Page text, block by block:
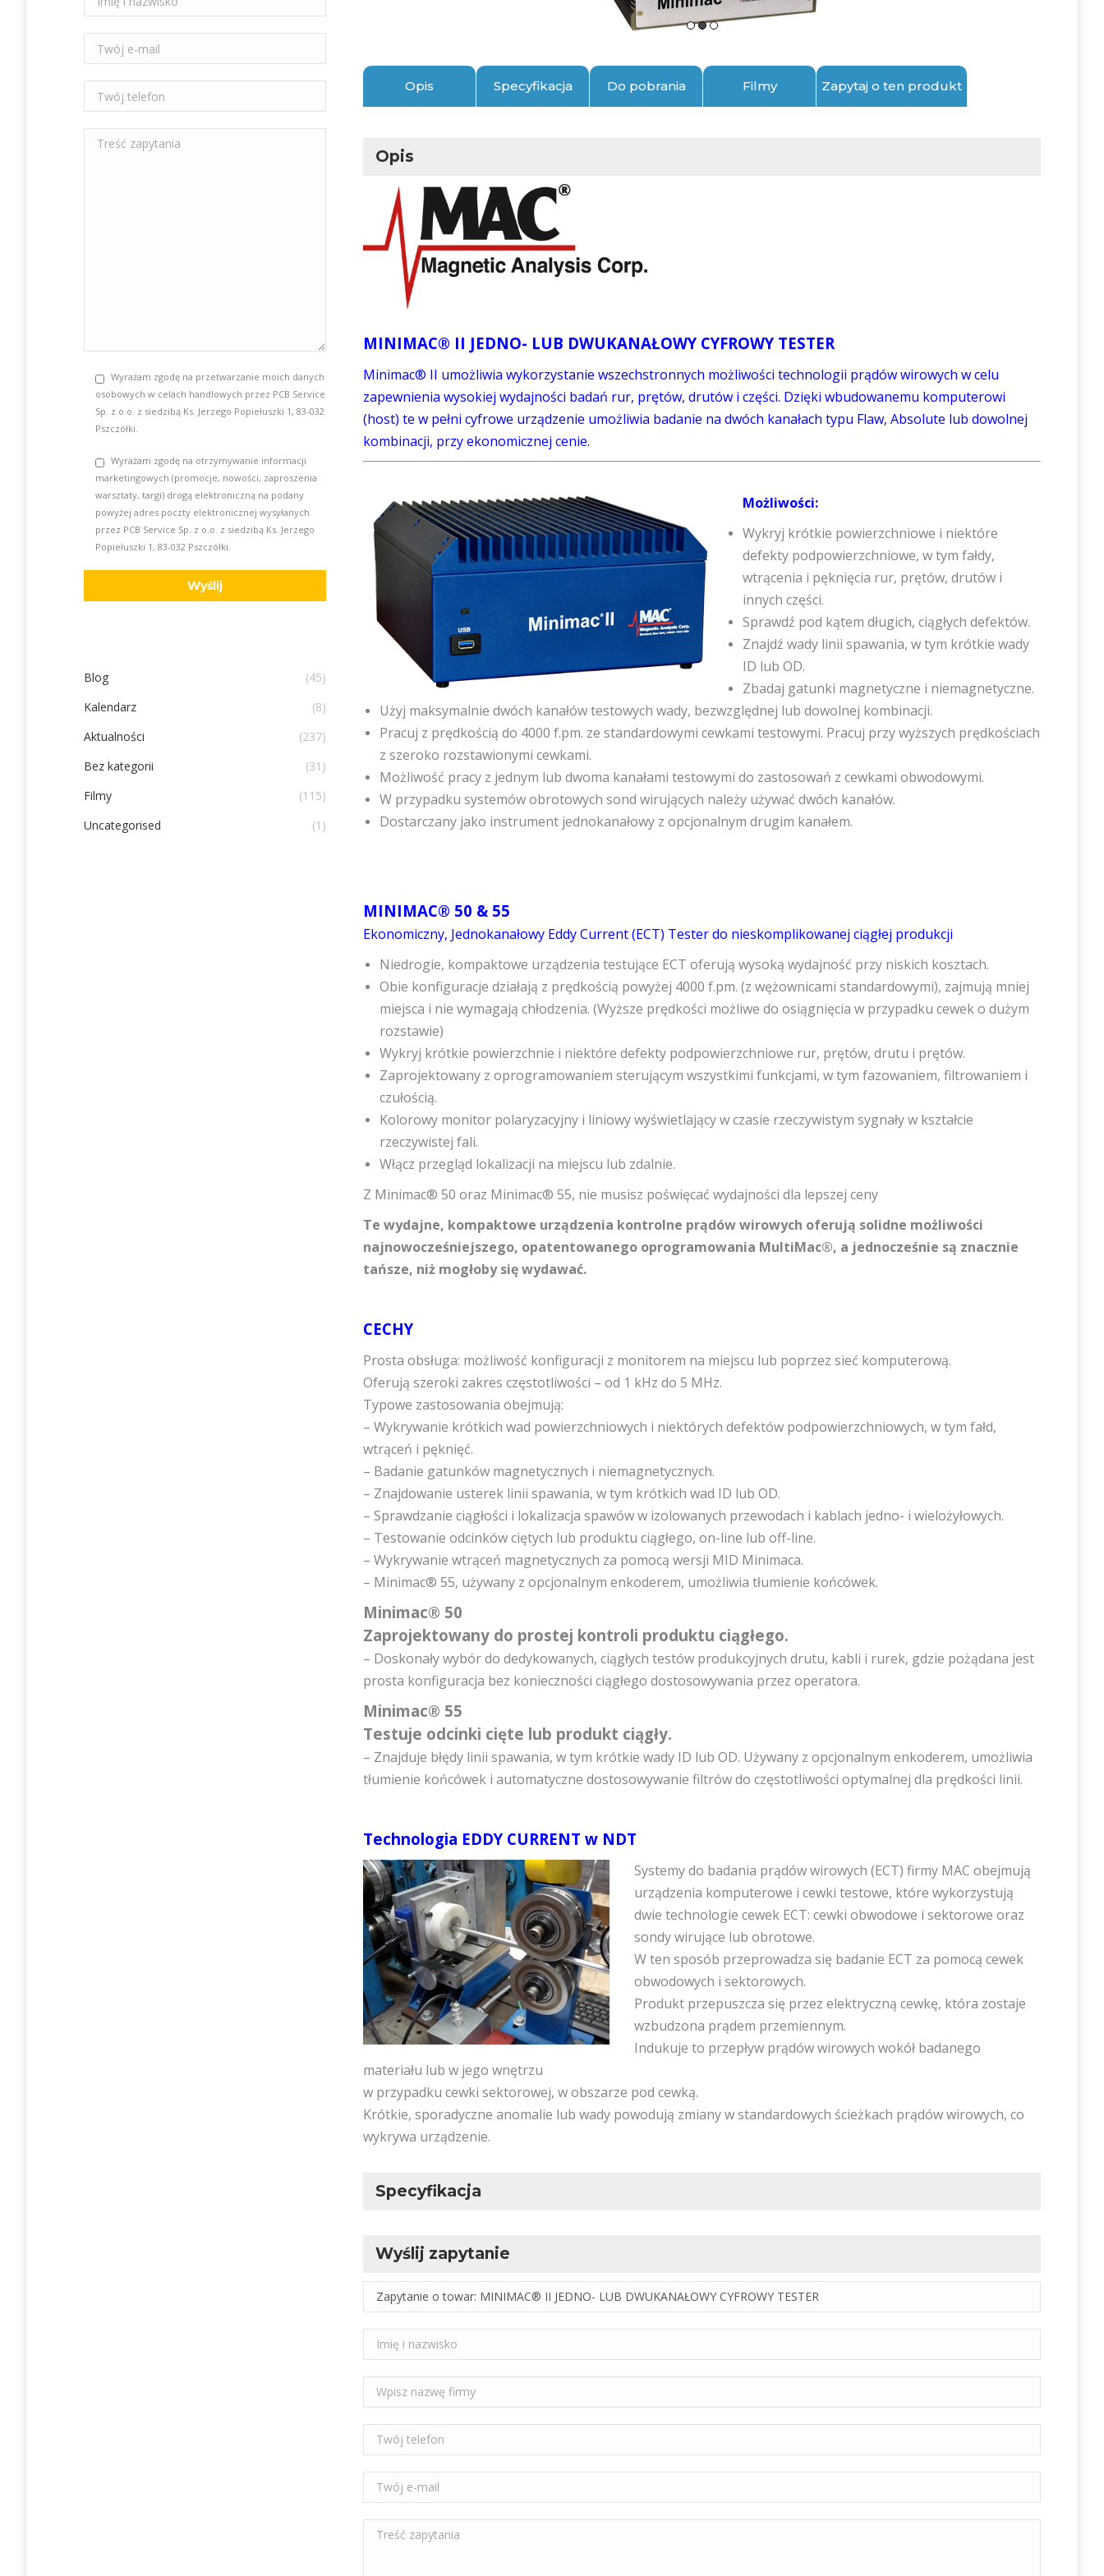
Opis Specyfikacja Do pobrania Filmy Zapytaj o ten produkt
Opis
MINIMAC® II JEDNO- LUB DWUKANAŁOWY CYFROWY TESTER
Minimac® II umożliwia wykorzystanie wszechstronnych możliwości technologii prądów wirowych w celu
zapewnienia wysokiej wydajności badań rur, prętów, drutów i części. Dzięki wbudowanemu komputerowi
(host) te w pełni cyfrowe urządzenie umożliwia badanie na dwóch kanałach typu Flaw, Absolute lub dowolnej
kombinacji, przy ekonomicznej cenie.
Możliwości:
Wykryj krótkie powierzchniowe i niektóre
defekty podpowierzchniowe, w tym fałdy,
wtrącenia i pęknięcia rur, prętów, drutów i
innych części.
Sprawdź pod kątem długich, ciągłych defektów.
Znajdź wady linii spawania, w tym krótkie wady
ID lub OD.
Zbadaj gatunki magnetyczne i niemagnetyczne.
Użyj maksymalnie dwóch kanałów testowych wady, bezwzględnej lub dowolnej kombinacji.
Pracuj z prędkością do 4000 f.pm. ze standardowymi cewkami testowymi. Pracuj przy wyższych prędkościach
z szeroko rozstawionymi cewkami.
Możliwość pracy z jednym lub dwoma kanałami testowymi do zastosowań z cewkami obwodowymi.
W przypadku systemów obrotowych sond wirujących należy używać dwóch kanałów.
Dostarczany jako instrument jednokanałowy z opcjonalnym drugim kanałem.
MINIMAC® 50 & 55
Ekonomiczny, Jednokanałowy Eddy Current (ECT) Tester do nieskomplikowanej ciągłej produkcji
Niedrogie, kompaktowe urządzenia testujące ECT oferują wysoką wydajność przy niskich kosztach.
Obie konfiguracje działają z prędkością powyżej 4000 f.pm. (z wężownicami standardowymi), zajmują mniej
miejsca i nie wymagają chłodzenia. (Wyższe prędkości możliwe do osiągnięcia w przypadku cewek o dużym
rozstawie)
Wykryj krótkie powierzchnie i niektóre defekty podpowierzchniowe rur, prętów, drutu i prętów.
Zaprojektowany z oprogramowaniem sterującym wszystkimi funkcjami, w tym fazowaniem, filtrowaniem i
czułością.
Kolorowy monitor polaryzacyjny i liniowy wyświetlający w czasie rzeczywistym sygnały w kształcie
rzeczywistej fali.
Włącz przegląd lokalizacji na miejscu lub zdalnie.
Z Minimac® 50 oraz Minimac® 55, nie musisz poświęcać wydajności dla lepszej ceny
Te wydajne, kompaktowe urządzenia kontrolne prądów wirowych oferują solidne możliwości
najnowocześniejszego, opatentowanego oprogramowania MultiMac®, a jednocześnie są znacznie
tańsze, niż mogłoby się wydawać.
CECHY
Prosta obsługa: możliwość konfiguracji z monitorem na miejscu lub poprzez sieć komputerową.
Oferują szeroki zakres częstotliwości – od 1 kHz do 5 MHz.
Typowe zastosowania obejmują:
– Wykrywanie krótkich wad powierzchniowych i niektórych defektów podpowierzchniowych, w tym fałd,
wtrąceń i pęknięć.
– Badanie gatunków magnetycznych i niemagnetycznych.
– Znajdowanie usterek linii spawania, w tym krótkich wad ID lub OD.
– Sprawdzanie ciągłości i lokalizacja spawów w izolowanych przewodach i kablach jedno- i wielożyłowych.
– Testowanie odcinków ciętych lub produktu ciągłego, on-line lub off-line.
– Wykrywanie wtrąceń magnetycznych za pomocą wersji MID Minimaca.
– Minimac® 55, używany z opcjonalnym enkoderem, umożliwia tłumienie końcówek.
Minimac® 50
Zaprojektowany do prostej kontroli produktu ciągłego.
– Doskonały wybór do dedykowanych, ciągłych testów produkcyjnych drutu, kabli i rurek, gdzie pożądana jest
prosta konfiguracja bez konieczności ciągłego dostosowywania przez operatora.
Minimac® 55
Testuje odcinki cięte lub produkt ciągły.
– Znajduje błędy linii spawania, w tym krótkie wady ID lub OD. Używany z opcjonalnym enkoderem, umożliwia
tłumienie końcówek i automatyczne dostosowywanie filtrów do częstotliwości optymalnej dla prędkości linii.
Technologia EDDY CURRENT w NDT
Systemy do badania prądów wirowych (ECT) firmy MAC obejmują
urządzenia komputerowe i cewki testowe, które wykorzystują
dwie technologie cewek ECT: cewki obwodowe i sektorowe oraz
sondy wirujące lub obrotowe.
W ten sposób przeprowadza się badanie ECT za pomocą cewek
obwodowych i sektorowych.
Produkt przepuszcza się przez elektryczną cewkę, która zostaje
wzbudzona prądem przemiennym.
Indukuje to przepływ prądów wirowych wokół badanego
materiału lub w jego wnętrzu
w przypadku cewki sektorowej, w obszarze pod cewką.
Krótkie, sporadyczne anomalie lub wady powodują zmiany w standardowych ścieżkach prądów wirowych, co
wykrywa urządzenie.
Specyfikacja
Wyślij zapytanie
Wyrażam zgodę na przetwarzanie moich danych
osobowych w celach handlowych przez PCB Service
Sp. z o.o. z siedzibą Ks. Jerzego Popiełuszki 1, 83-032
Pszczółki.
Wyrażam zgodę na otrzymywanie informacji
marketingowych (promocje, nowości, zaproszenia
warsztaty, targi) drogą elektroniczną na podany
powyżej adres poczty elektronicznej wysyłanych
przez PCB Service Sp. z o.o. z siedzibą Ks. Jerzego
Popiełuszki 1, 83-032 Pszczółki.
Blog
(45)
Kalendarz
(8)
Aktualności
(237)
Bez kategorii
(31)
Filmy
(115)
Uncategorised
(1)